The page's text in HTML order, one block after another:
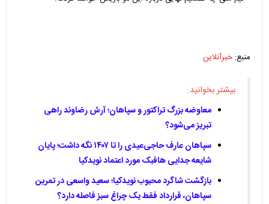
منبع: خبرآنلاین
بیشتر بخوانید:
معاوضه بزرگ تراکتور و سپاهان؛ آرش رضاوند راهی
تبریز می‌شود؟
سپاهان عارف حاجی‌عیدی را تا ۱۴۰۷ نگه داشت؛ پایان
شایعه جدایی هافبک مورد اعتماد نویدکیا
بازگشت شاگرد محبوب نویدکیا؛ سعید واسعی در تمرین
سپاهان، قرارداد فقط یک چراغ سبز فاصله دارد؟